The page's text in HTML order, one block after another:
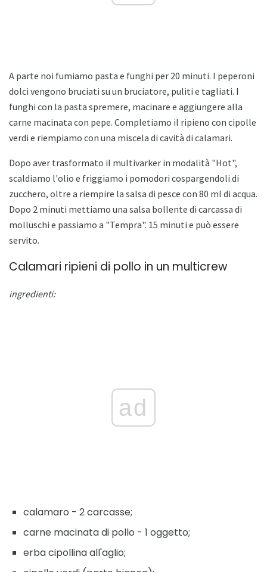
A parte noi fumiamo pasta e funghi per 20 minuti. I peperoni
dolci vengono bruciati su un bruciatore, puliti e tagliati. I
funghi con la pasta spremere, macinare e aggiungere alla
carne macinata con pepe. Completiamo il ripieno con cipolle
verdi e riempiamo con una miscela di cavità di calamari.
Dopo aver trasformato il multivarker in modalità "Hot",
scaldiamo l'olio e friggiamo i pomodori cospargendoli di
zucchero, oltre a riempire la salsa di pesce con 80 ml di acqua.
Dopo 2 minuti mettiamo una salsa bollente di carcassa di
molluschi e passiamo a "Tempra". 15 minuti e può essere
servito.
Calamari ripieni di pollo in un multicrew
ingredienti:
ad
calamaro - 2 carcasse;
carne macinata di pollo - 1 oggetto;
erba cipollina all'aglio;